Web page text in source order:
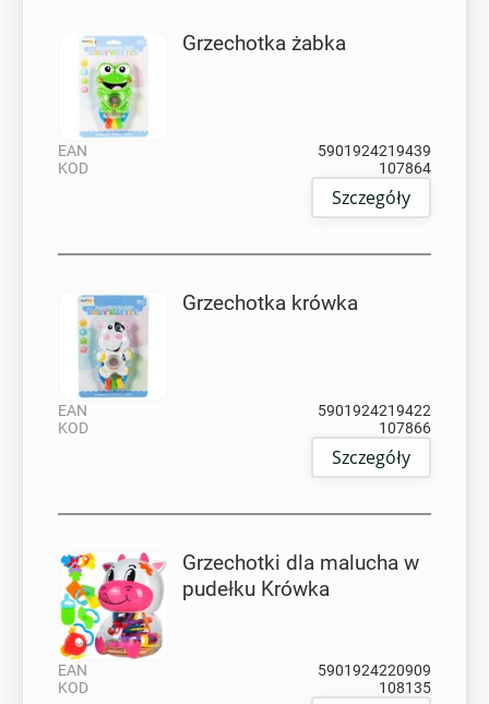
Grzechotka żabka
EAN
5901924219439
KOD
107864
Szczegóły
Grzechotka krówka
EAN
5901924219422
KOD
107866
Szczegóły
Grzechotki dla malucha w
pudełku Krówka
EAN
5901924220909
KOD
108135